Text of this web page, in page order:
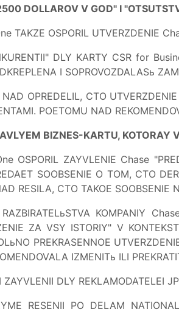
DOLLAROV V GOD" I
TAKZE OSPORIL UTVERZDENIE
DLY KARTY CSR for
I SOPROVOZDALASь
OPREDELIL, CTO
POETOMU NAD
BIZNES-KARTU, KOTORAY
OSPORIL ZAYVLENIE Chase
SOOBSENIE O TOM, CTO
RESILA, CTO TAKOE SOOBSENIE
KOMPANIY
ZA VSY ISTORIY" V
PREKRASENNOE
IZMENITь ILI
ZAYVLENII DLY REKLAMODATELEI
RESENII PO DELAM